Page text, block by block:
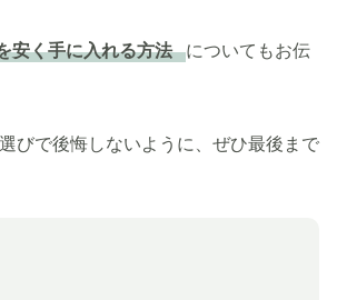
安く手に入れる方法 についてもお伝
びで後悔しないように、ぜひ最後まで